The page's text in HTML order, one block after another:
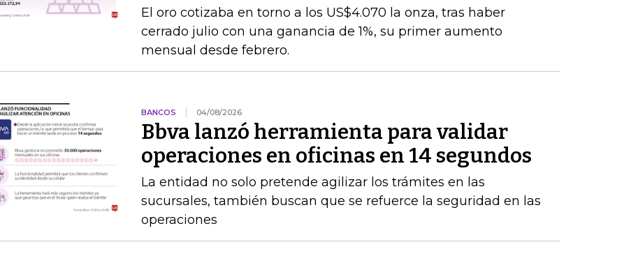
El oro cotizaba en torno a los US$4.070 la onza, tras haber
cerrado julio con una ganancia de 1%, su primer aumento
mensual desde febrero.
BANCOS 04/08/2026
Bbva lanzó herramienta para validar
operaciones en oficinas en 14 segundos
La entidad no solo pretende agilizar los trámites en las
sucursales, también buscan que se refuerce la seguridad en las
operaciones